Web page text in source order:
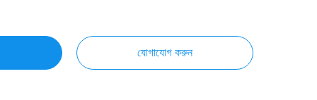
যোগাযোগ করুন